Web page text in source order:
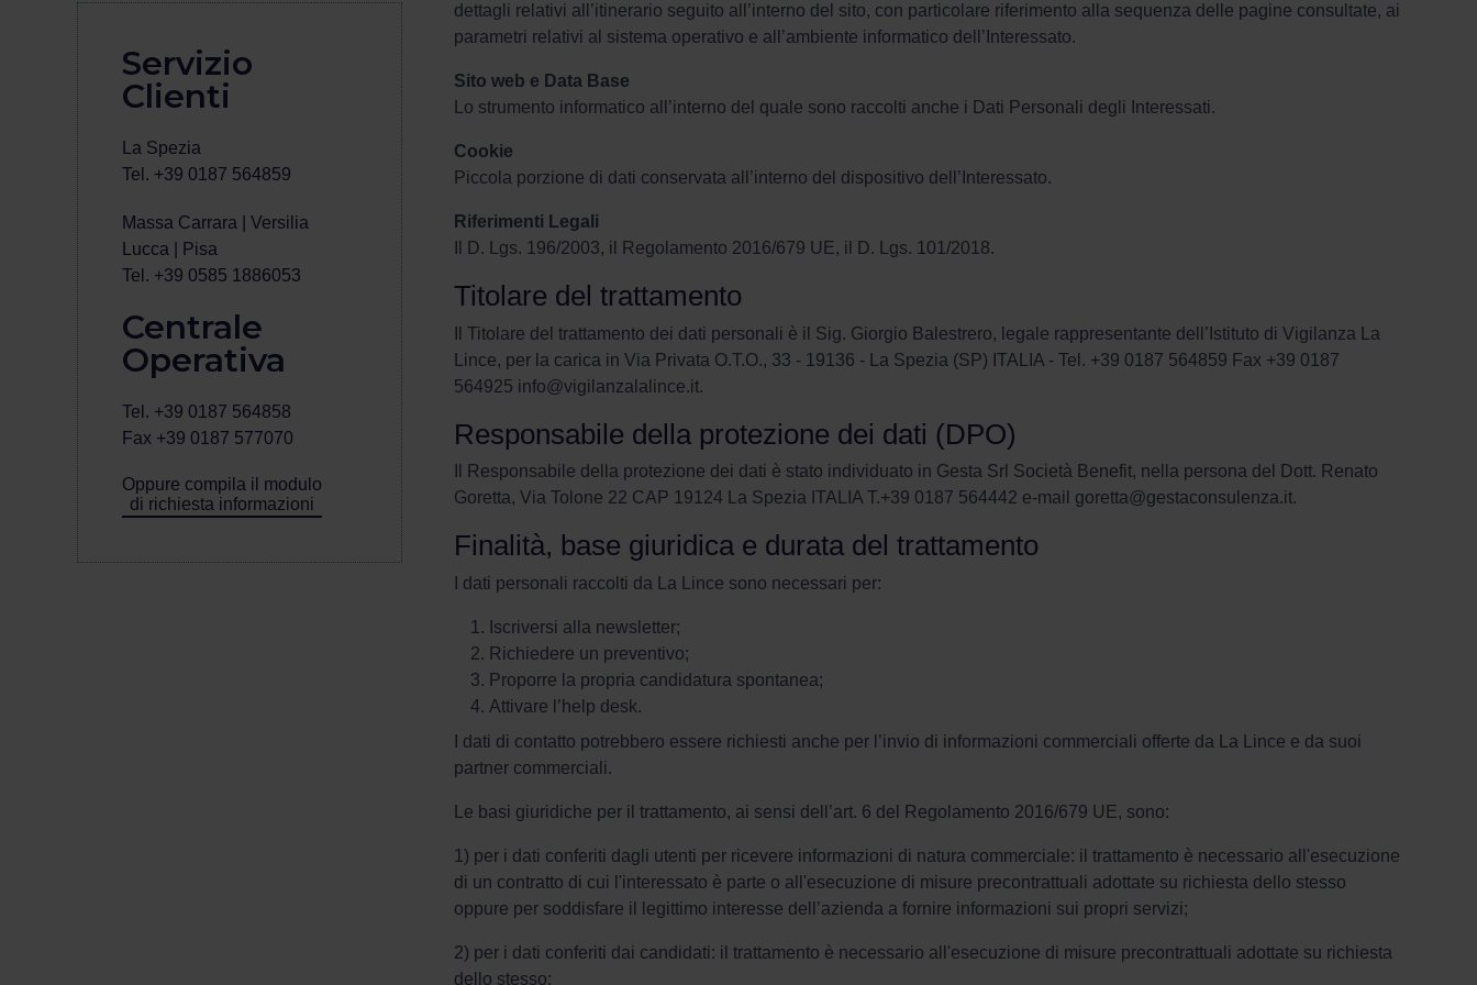
dettagli relativi all’itinerario seguito all’interno del sito, con particolare riferimento alla sequenza delle pagine consultate, ai
parametri relativi al sistema operativo e all’ambiente informatico dell’Interessato.
Sito web e Data Base
Lo strumento informatico all’interno del quale sono raccolti anche i Dati Personali degli Interessati.
Cookie
Piccola porzione di dati conservata all’interno del dispositivo dell’Interessato.
Riferimenti Legali
Il D. Lgs. 196/2003, il Regolamento 2016/679 UE, il D. Lgs. 101/2018.
Titolare del trattamento
Il Titolare del trattamento dei dati personali è il Sig. Giorgio Balestrero, legale rappresentante dell’Istituto di Vigilanza La
Lince, per la carica in Via Privata O.T.O., 33 - 19136 - La Spezia (SP) ITALIA - Tel. +39 0187 564859 Fax +39 0187
564925 info@vigilanzalalince.it.
Responsabile della protezione dei dati (DPO)
Il Responsabile della protezione dei dati è stato individuato in Gesta Srl Società Benefit, nella persona del Dott. Renato
Goretta, Via Tolone 22 CAP 19124 La Spezia ITALIA T.+39 0187 564442 e-mail goretta@gestaconsulenza.it.
Finalità, base giuridica e durata del trattamento
I dati personali raccolti da La Lince sono necessari per:
Iscriversi alla newsletter;
Richiedere un preventivo;
Proporre la propria candidatura spontanea;
Attivare l’help desk.
I dati di contatto potrebbero essere richiesti anche per l’invio di informazioni commerciali offerte da La Lince e da suoi
partner commerciali.
Le basi giuridiche per il trattamento, ai sensi dell’art. 6 del Regolamento 2016/679 UE, sono:
1) per i dati conferiti dagli utenti per ricevere informazioni di natura commerciale: il trattamento è necessario all'esecuzione
di un contratto di cui l'interessato è parte o all'esecuzione di misure precontrattuali adottate su richiesta dello stesso
oppure per soddisfare il legittimo interesse dell’azienda a fornire informazioni sui propri servizi;
2) per i dati conferiti dai candidati: il trattamento è necessario all'esecuzione di misure precontrattuali adottate su richiesta
dello stesso;
Servizio
Clienti
La Spezia
Tel. +39 0187 564859
Massa Carrara | Versilia
Lucca | Pisa
Tel. +39 0585 1886053
Centrale
Operativa
Tel. +39 0187 564858
Fax +39 0187 577070
Oppure compila il modulo
di richiesta informazioni